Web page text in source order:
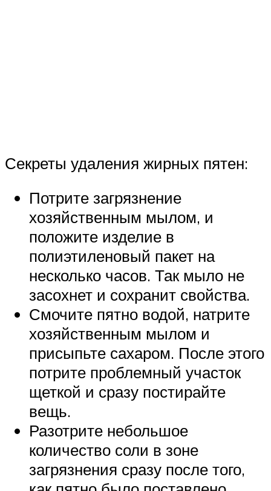
Секреты удаления жирных пятен:
Потрите загрязнение
хозяйственным мылом, и
положите изделие в
полиэтиленовый пакет на
несколько часов. Так мыло не
засохнет и сохранит свойства.
Смочите пятно водой, натрите
хозяйственным мылом и
присыпьте сахаром. После этого
потрите проблемный участок
щеткой и сразу постирайте
вещь.
Разотрите небольшое
количество соли в зоне
загрязнения сразу после того,